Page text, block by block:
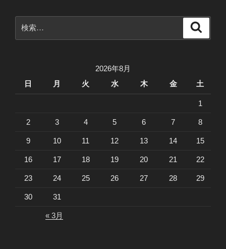
ー
シ
索:
2026年8月
日
月 火 水 木 金 土
1
2 3 4 5 6 7 8
9 10 11 12 13 14 15
16 17 18 19 20 21 22
23 24 25 26 27 28 29
30 31
« 3月